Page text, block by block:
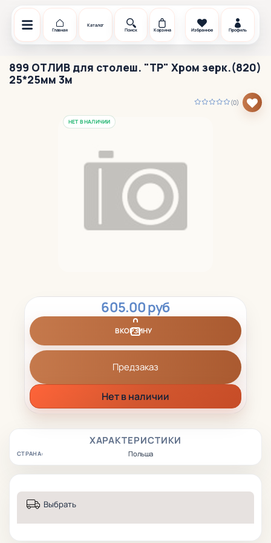
Главная
Каталог
Поиск
Корзина Избранное Профиль
899 ОТЛИВ для столеш. "TР" Хром зерк.(820)
25*25мм 3м
(0)
НЕТ В НАЛИЧИИ
ХАРАКТЕРИСТИКИ
СТРАНА: Польша
605.00 руб
В КОРЗИНУ
Предзаказ
Нет в наличии
Выбрать